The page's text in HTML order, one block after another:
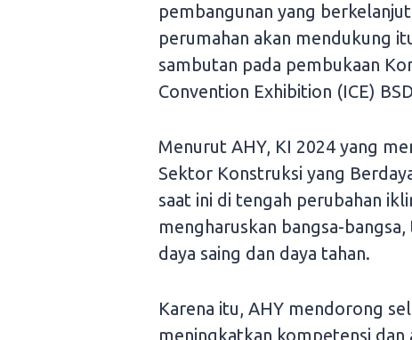
pembangunan yang
perumahan akan mendukung
sambutan pada pembukaan
Convention Exhibition (ICE)
Menurut AHY, KI 2024 yang
Sektor Konstruksi yang
saat ini di tengah perubahan
mengharuskan bangsa-
daya saing dan daya tahan.
Karena itu, AHY mendorong
meningkatkan kompetensi